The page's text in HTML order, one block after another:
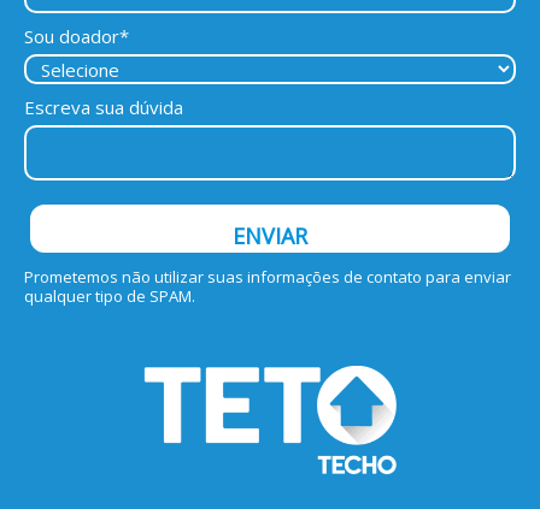
Sou doador*
Escreva sua dúvida
ENVIAR
Prometemos não utilizar suas informações de contato para enviar
qualquer tipo de SPAM.